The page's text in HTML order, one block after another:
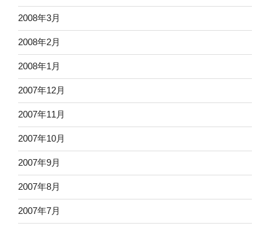
2008年3月
2008年2月
2008年1月
2007年12月
2007年11月
2007年10月
2007年9月
2007年8月
2007年7月